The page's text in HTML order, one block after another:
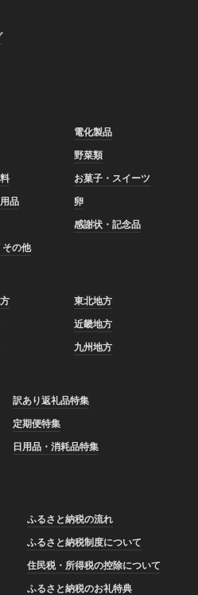
電化製品
野菜類
お菓子・スイーツ
品
卵
感謝状・記念品
その他
東北地方
近畿地方
九州地方
訳あり返礼品特集
定期便特集
日用品・消耗品特集
ふるさと納税の流れ
ふるさと納税制度について
住民税・所得税の控除について
ふるさと納税のお礼特典